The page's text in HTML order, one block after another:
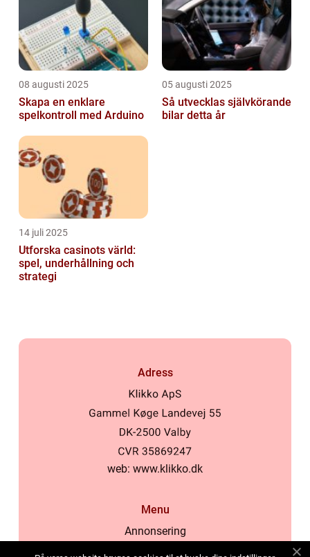
08 augusti 2025
Skapa en enklare
spelkontroll med Arduino
05 augusti 2025
Så utvecklas självkörande
bilar detta år
14 juli 2025
Utforska casinots värld:
spel, underhållning och
strategi
Adress
web: www.klikko.dk
Menu
Annonsering